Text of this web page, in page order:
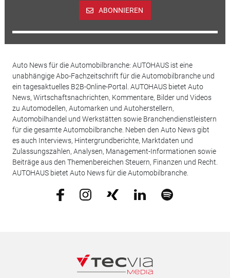
ABONNIEREN
Auto News für die Automobilbranche: AUTOHAUS ist eine
unabhängige Abo-Fachzeitschrift für die Automobilbranche und
ein tagesaktuelles B2B-Online-Portal. AUTOHAUS bietet Auto
News, Wirtschaftsnachrichten, Kommentare, Bilder und Videos
zu Automodellen, Automarken und Autoherstellern,
Automobilhandel und Werkstätten sowie Branchendienstleistern
für die gesamte Automobilbranche. Neben den Auto News gibt
es auch Interviews, Hintergrundberichte, Marktdaten und
Zulassungszahlen, Analysen, Management-Informationen sowie
Beiträge aus den Themenbereichen Steuern, Finanzen und Recht.
AUTOHAUS bietet Auto News für die Automobilbranche.